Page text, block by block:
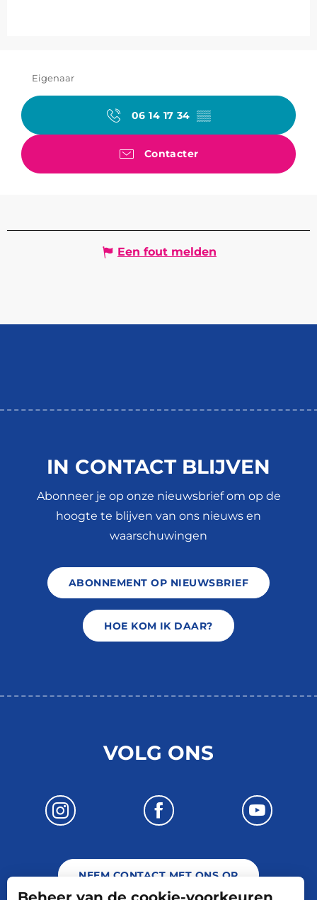
Eigenaar
06 14 17 34 ▒▒
Contacter
Een fout melden
IN CONTACT BLIJVEN
Abonneer je op onze nieuwsbrief om op de
hoogte te blijven van ons nieuws en
waarschuwingen
ABONNEMENT OP NIEUWSBRIEF
HOE KOM IK DAAR?
VOLG ONS
NEEM CONTACT MET ONS OP